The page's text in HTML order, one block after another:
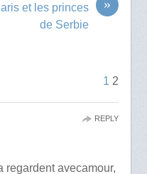
»
et les princes
de Serbie
1 2
regardent avecamour,
REPLY